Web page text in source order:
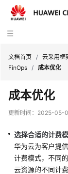
云
采
用
架
与
实
践
文档首页 / 云采用框
FinOps / 成本优化
成本优化
更新时间： 2025-05-
选择合适的计费
华为云为客户提
计费模式，不同
云资源的不同计